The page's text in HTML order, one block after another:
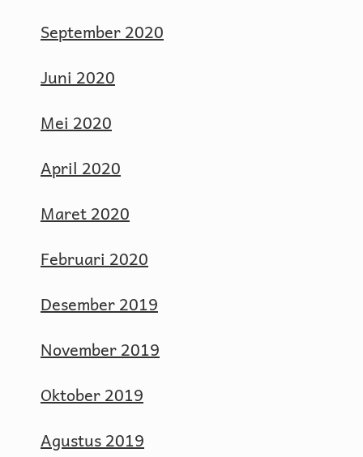
September 2020
Juni 2020
Mei 2020
April 2020
Maret 2020
Februari 2020
Desember 2019
November 2019
Oktober 2019
Agustus 2019